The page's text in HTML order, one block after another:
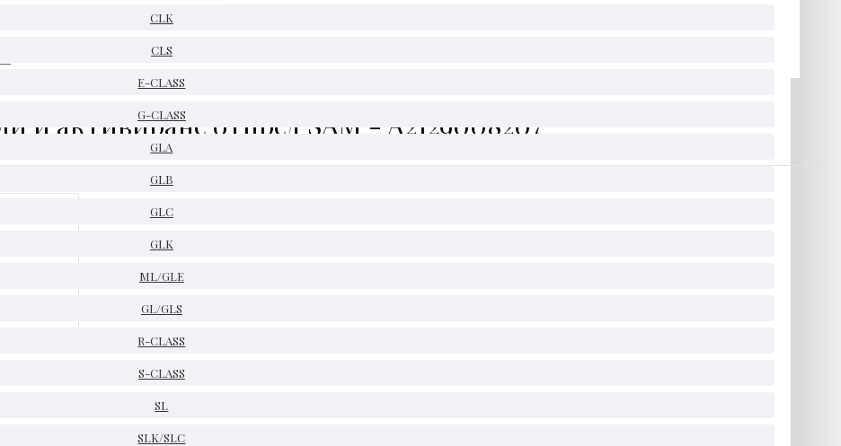
CLK
CLS
E-CLASS
G-CLASS
GLA
GLB
GLC
GLK
ML/GLE
GL/GLS
R-CLASS
S-CLASS
SL
SLK/SLC
и активиране отпред SAM - A2129008207